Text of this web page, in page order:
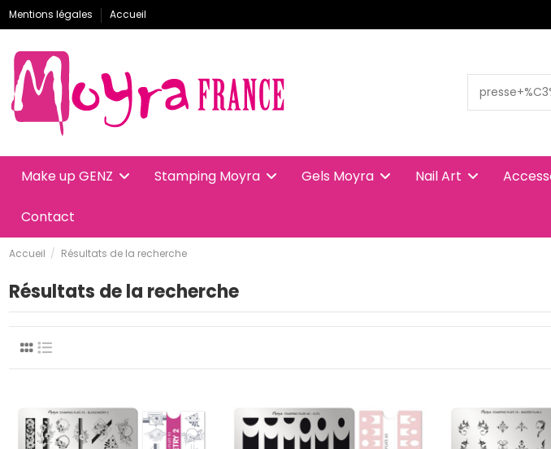
Mentions légales Accueil
Make up GENZ Stamping Moyra Gels Moyra Nail Art
Contact
Accueil Résultats de la recherche
Résultats de la recherche